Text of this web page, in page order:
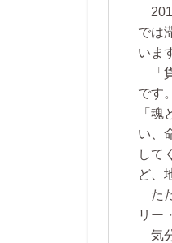
では
いま
「
です
「
い、
して
ど、
た
リー
気